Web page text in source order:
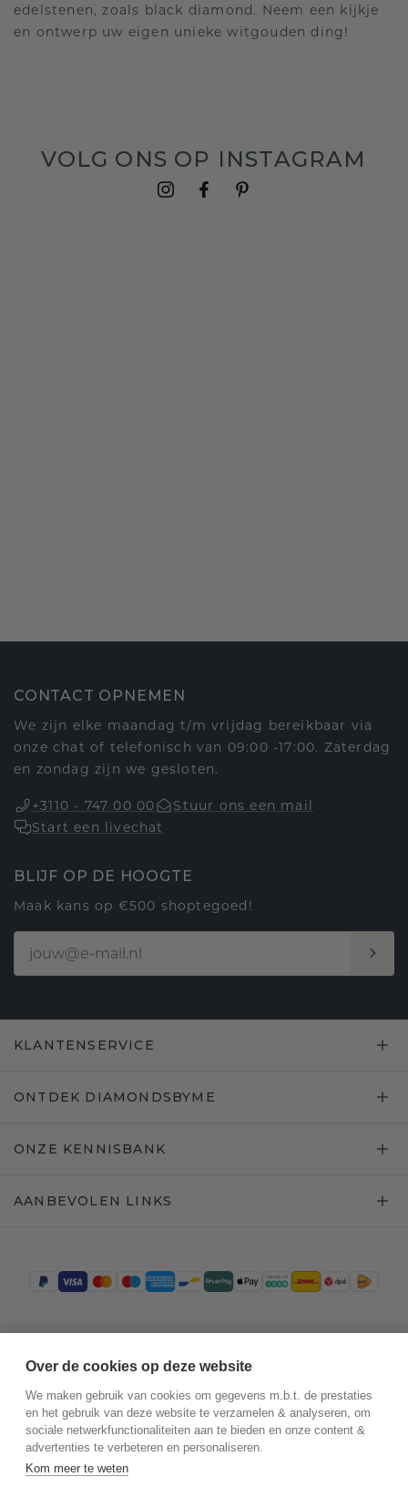
edelstenen, zoals black diamond. Neem een kijkje
en ontwerp uw eigen unieke witgouden ding!
VOLG ONS OP INSTAGRAM
CONTACT OPNEMEN
We zijn elke maandag t/m vrijdag bereikbaar via
onze chat of telefonisch van 09:00 -17:00. Zaterdag
en zondag zijn we gesloten.
+3110 - 747 00 00
Stuur ons een mail
Start een livechat
BLIJF OP DE HOOGTE
Maak kans op €500 shoptegoed!
KLANTENSERVICE
ONTDEK DIAMONDSBYME
ONZE KENNISBANK
AANBEVOLEN LINKS
Over de cookies op deze website
We maken gebruik van cookies om gegevens m.b.t. de prestaties
en het gebruik van deze website te verzamelen & analyseren, om
sociale netwerkfunctionaliteiten aan te bieden en onze content &
advertenties te verbeteren en personaliseren.
Kom meer te weten